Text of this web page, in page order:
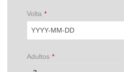
Volta *
Adultos *